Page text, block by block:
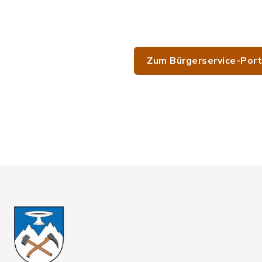
Zum Bürgerservice-